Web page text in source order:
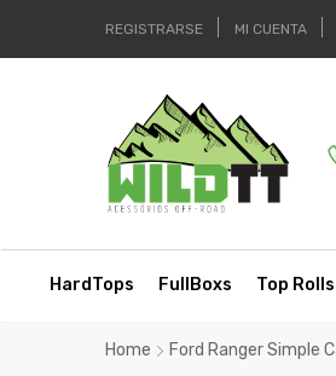
REGISTRARSE MI CUENTA
HardTops FullBoxs Top Rolls
Home Ford Ranger Simple